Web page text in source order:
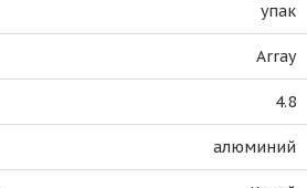
упак
Array
4.8
алюминий